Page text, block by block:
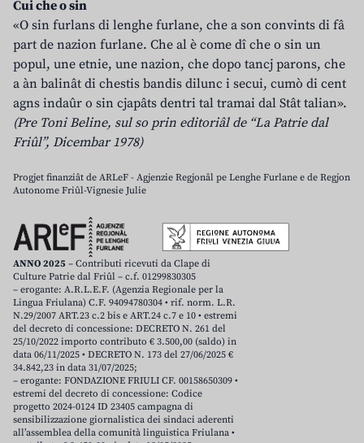
Cui che o sin
«O sin furlans di lenghe furlane, che a son convints di fâ
part de nazion furlane. Che al è come dî che o sin un
popul, une etnie, une nazion, che dopo tancj parons, che
a àn balinât di chestis bandis dilunc i secui, cumò di cent
agns indaûr o sin cjapâts dentri tal tramai dal Stât talian».
(Pre Toni Beline, sul so prin editoriâl de “La Patrie dal
Friûl”, Dicembar 1978)
Progjet finanziât de ARLeF - Agjenzie Regjonâl pe Lenghe Furlane e de Regjon
Autonome Friûl-Vignesie Julie
ANNO 2025 – Contributi ricevuti da Clape di
Culture Patrie dal Friûl – c.f. 01299830305
– erogante: A.R.L.E.F. (Agenzia Regionale per la
Lingua Friulana) C.F. 94094780304 • rif. norm. L.R.
N.29/2007 ART.23 c.2 bis e ART.24 c.7 e 10 • estremi
del decreto di concessione: DECRETO N. 261 del
25/10/2022 importo contributo € 3.500,00 (saldo) in
data 06/11/2025 • DECRETO N. 173 del 27/06/2025 €
34.842,23 in data 31/07/2025;
– erogante: FONDAZIONE FRIULI CF. 00158650309 •
estremi del decreto di concessione: Codice
progetto 2024-0124 ID 23405 campagna di
sensibilizzazione giornalistica dei sindaci aderenti
all’assemblea della comunità linguistica Friulana •